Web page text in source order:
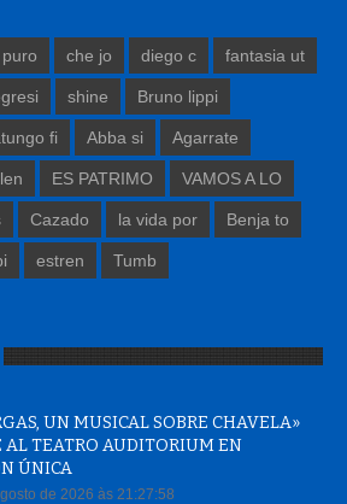
che jo diego c fantasia ut
shine Bruno lippi
fi Abba si Agarrate
ES PATRIMO VAMOS A LO
Cazado la vida por Benja to
estren Tumb
UN MUSICAL SOBRE CHAVELA»
AL TEATRO AUDITORIUM EN
ÚNICA
de 2026 às 21:27:58